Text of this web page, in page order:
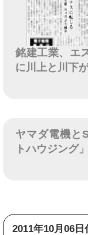
銘建工業、エ
に川上と川下
ヤマダ電機と
トハウジング
2011年10月06